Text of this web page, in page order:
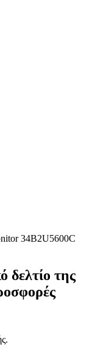
34B2U5600C
δελτίο της